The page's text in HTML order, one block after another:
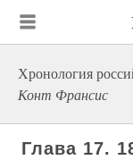
Хронология
Конт Франсис
Глава 17.